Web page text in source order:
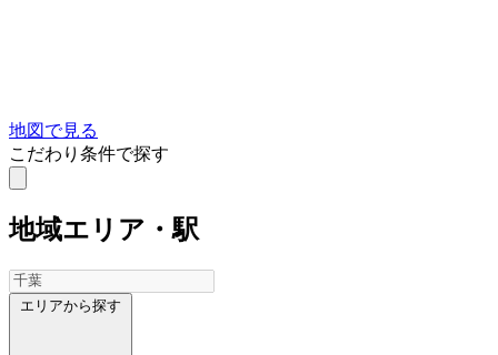
地図で見る
こだわり条件で探す
地域エリア・駅
エリアから探す